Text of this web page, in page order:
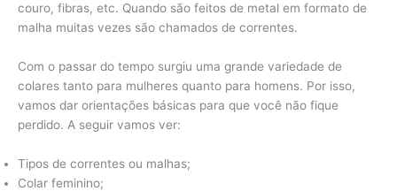
couro, fibras, etc. Quando são feitos de metal em formato de
malha muitas vezes são chamados de correntes.
Com o passar do tempo surgiu uma grande variedade de
colares tanto para mulheres quanto para homens. Por isso,
vamos dar orientações básicas para que você não fique
perdido. A seguir vamos ver:
Tipos de correntes ou malhas;
Colar feminino;